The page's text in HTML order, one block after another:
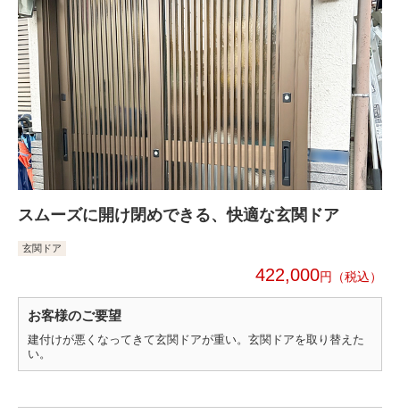
スムーズに開け閉めできる、快適な玄関ドア
玄関ドア
422,000円
お客様のご要望
建付けが悪くなってきて玄関ドアが重い。玄関ドアを取り替えた
い。